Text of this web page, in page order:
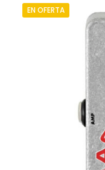
EN OFERTA